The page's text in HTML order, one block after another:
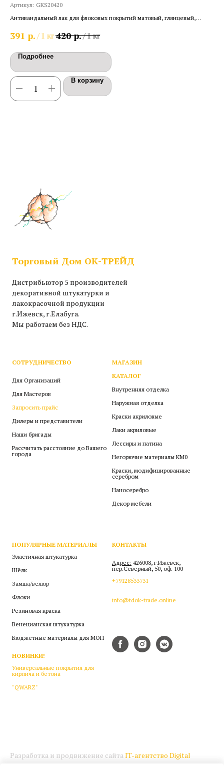
Артикул: GKS20420
Антивандальный лак для флоковых покрытий матовый, глянцевый,
391 р. / 1 кг420 р./1 кг
Подробнее
В корзину
Торговый Дом ОК-ТРЕЙД
Дистрибьютор 5 производителей
декоративной штукатурки и
лакокрасочной продукции
г.Ижевск, г.Елабуга.
Мы работаем без НДС.
СОТРУДНИЧЕСТВО
Для Организаций
Для Мастеров
Запросить прайс
Дилеры и представители
Наши бригады
Рассчитать расстояние до Вашего
города
МАГАЗИН
КАТАЛОГ
Внутренняя отделка
Наружная отделка
Краски акриловые
Лаки акриловые
Лессиры и патина
Негорючие материалы КМ0
Краски, модифицированные
серебром
Наносеребро
Декор мебели
ПОПУЛЯРНЫЕ МАТЕРИАЛЫ
Эластичная штукатурка
Шёлк
Замша/велюр
Флоки
Резиновая краска
Венецианская штукатурка
Бюджетные материалы для МОП
НОВИНКИ!
Универсальные покрытия для
кирпича и бетона
"QWARZ"
КОНТАКТЫ
Адрес: 426008, г.Ижевск,
пер.Северный, 50, оф. 100
+79128533731
info@tdok-trade.online
Разработка и продвижение сайта IT-агентство Digital